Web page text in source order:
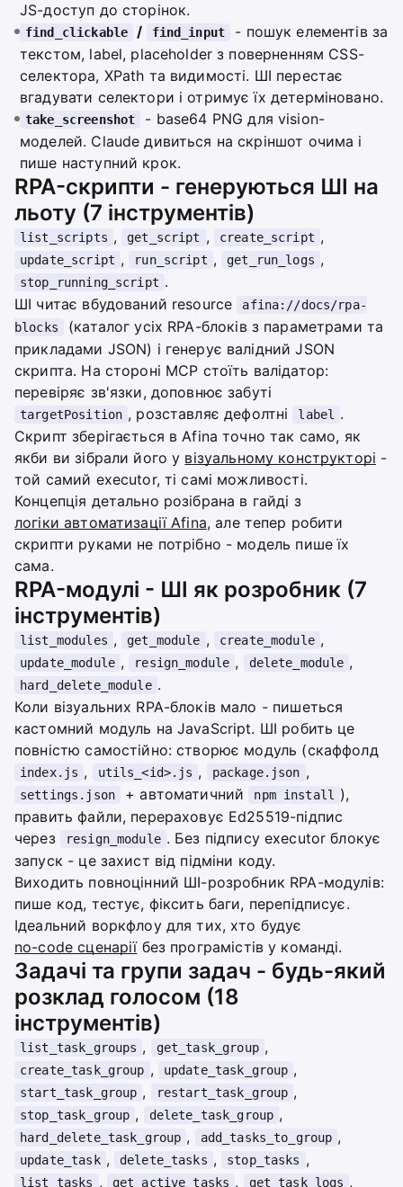
JS-доступ до сторінок.
find_clickable / find_input
- пошук елементів за
текстом, label, placeholder з поверненням CSS-
селектора, XPath та видимості. ШІ перестає
вгадувати селектори і отримує їх детерміновано.
take_screenshot
- base64 PNG для vision-
моделей. Claude дивиться на скріншот очима і
пише наступний крок.
RPA-скрипти - генеруються ШІ на
льоту (7 інструментів)
list_scripts , get_script , create_script ,
update_script , run_script , get_run_logs ,
stop_running_script .
ШІ читає вбудований resource
afina://docs/rpa-
blocks
(каталог усіх RPA-блоків з параметрами та
прикладами JSON) і генерує валідний JSON
скрипта. На стороні MCP стоїть валідатор:
перевіряє зв'язки, доповнює забуті
targetPosition , розставляє дефолтні label
.
Скрипт зберігається в Afina точно так само, як
якби ви зібрали його у візуальному конструкторі -
той самий executor, ті самі можливості.
Концепція детально розібрана в гайді з
логіки автоматизації Afina, але тепер робити
скрипти руками не потрібно - модель пише їх
сама.
RPA-модулі - ШІ як розробник (7
інструментів)
list_modules , get_module , create_module ,
update_module , resign_module , delete_module ,
hard_delete_module .
Коли візуальних RPA-блоків мало - пишеться
кастомний модуль на JavaScript. ШІ робить це
повністю самостійно: створює модуль (скаффолд
index.js , utils_<id>.js , package.json ,
settings.json + автоматичний npm install
),
править файли, перераховує Ed25519-підпис
через
resign_module . Без підпису executor блокує
запуск - це захист від підміни коду.
Виходить повноцінний ШІ-розробник RPA-модулів:
пише код, тестує, фіксить баги, перепідписує.
Ідеальний воркфлоу для тих, хто будує
no-code сценаріїбез програмістів у команді.
Задачі та групи задач - будь-який
розклад голосом (18
інструментів)
list_task_groups , get_task_group ,
create_task_group , update_task_group ,
start_task_group , restart_task_group ,
stop_task_group , delete_task_group ,
hard_delete_task_group , add_tasks_to_group ,
update_task , delete_tasks , stop_tasks ,
list_tasks , get_active_tasks , get_task_logs ,